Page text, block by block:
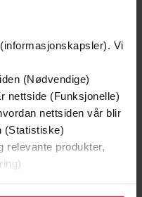
Vi
(Nødvendige)
nettside (Funksjonelle)
nettsiden vår blir
(Statistiske)
relevante produkter,
Utskudd
Jørn Lier Horst
EBOK